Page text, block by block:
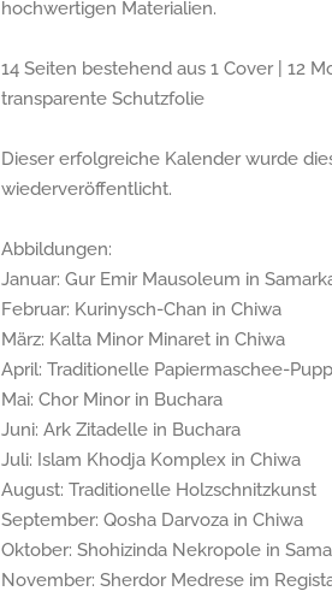
hochwertigen Materialien.
14 Seiten bestehend aus 1 Cover | 12
transparente Schutzfolie
Dieser erfolgreiche Kalender wurde
wiederveröffentlicht.
Abbildungen:
Januar: Gur Emir Mausoleum in
Februar: Kurinysch-Chan in Chiwa
März: Kalta Minor Minaret in Chiwa
April: Traditionelle Papiermaschee-
Mai: Chor Minor in Buchara
Juni: Ark Zitadelle in Buchara
Juli: Islam Khodja Komplex in Chiwa
August: Traditionelle Holzschnitzkunst
September: Qosha Darvoza in Chiwa
Oktober: Shohizinda Nekropole in
November: Sherdor Medrese im